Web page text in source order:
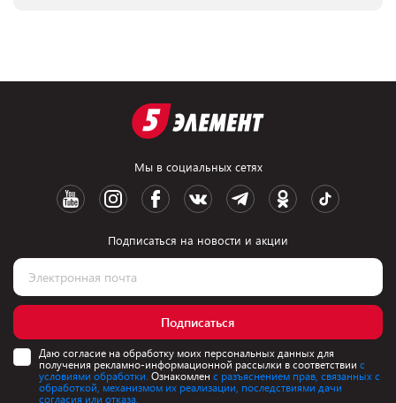
Мы в социальных сетях
Подписаться на новости и акции
Подписаться
Даю согласие на обработку моих персональных данных для
получения рекламно-информационной рассылки в соответствии с
условиями обработки. Ознакомлен с разъяснением прав, связанных с
обработкой, механизмом их реализации, последствиями дачи
согласия или отказа.